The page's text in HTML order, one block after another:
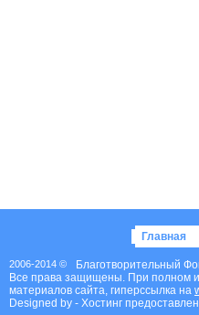
Главная
2006-2014 ©
Благотворительный
Все права защищены. При полном
материалов сайта, гиперссылка на
Designed by - Хостинг предоставлен